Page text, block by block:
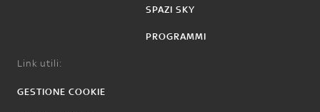
SPAZI SKY
PROGRAMMI
Link utili:
GESTIONE COOKIE